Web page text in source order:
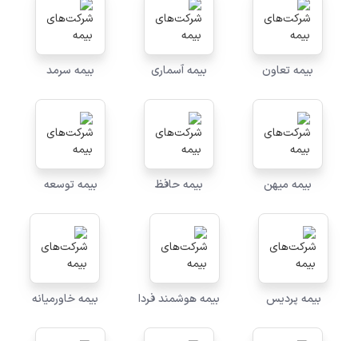
بیمه تعاون بیمه آسماری بیمه سرمد
بیمه میهن بیمه حافظ بیمه توسعه
بیمه پردیس بیمه هوشمند فردا بیمه خاورمیانه